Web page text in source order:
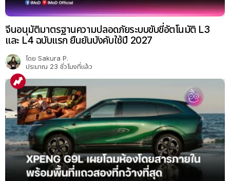
จีนอนุมัติมาตรฐานความปลอดภัยระบบขับขี่อัตโนมัติ L3
และ L4 ฉบับแรก ยืนยันบังคับใช้ปี 2027
โดย Sakura P.
ประมาณ 23 ชั่วโมงที่แล้ว